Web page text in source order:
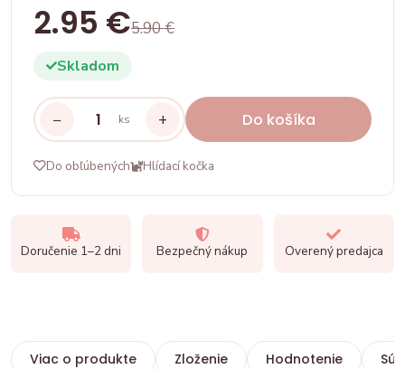
2.95 €5.90 €
Skladom
− ks + Do košíka
Do obľúbených Hlídací kočka
Doručenie 1–2 dni Bezpečný nákup Overený predajca
Viac o produkte Zloženie Hodnotenie